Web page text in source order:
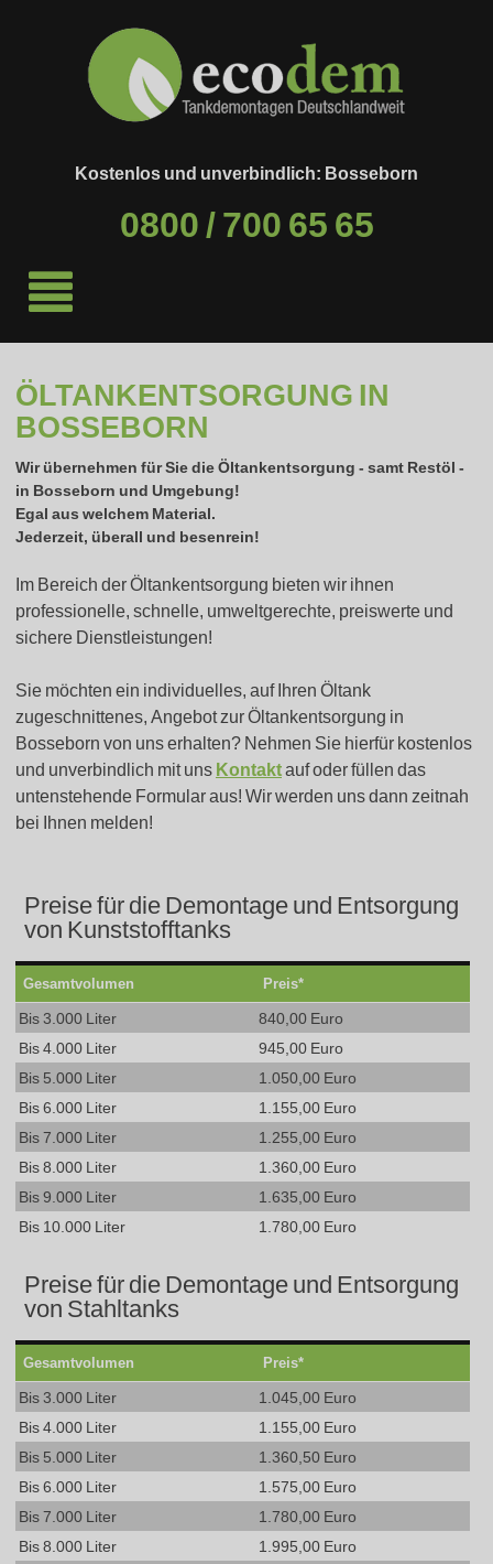
Kostenlos und unverbindlich: Bosseborn
0800 / 700 65 65
ÖLTANKENTSORGUNG IN
BOSSEBORN
Wir übernehmen für Sie die Öltankentsorgung - samt Restöl -
in Bosseborn und Umgebung!
Egal aus welchem Material.
Jederzeit, überall und besenrein!
Im Bereich der Öltankentsorgung bieten wir ihnen
professionelle, schnelle, umweltgerechte, preiswerte und
sichere Dienstleistungen!
Sie möchten ein individuelles, auf Ihren Öltank
zugeschnittenes, Angebot zur Öltankentsorgung in
Bosseborn von uns erhalten? Nehmen Sie hierfür kostenlos
und unverbindlich mit uns Kontaktauf oder füllen das
untenstehende Formular aus! Wir werden uns dann zeitnah
bei Ihnen melden!
Preise für die Demontage und Entsorgung
von Kunststofftanks
Gesamtvolumen Preis*
Bis 3.000 Liter
840,00 Euro
Bis 4.000 Liter
945,00 Euro
Bis 5.000 Liter
1.050,00 Euro
Bis 6.000 Liter
1.155,00 Euro
Bis 7.000 Liter
1.255,00 Euro
Bis 8.000 Liter
1.360,00 Euro
Bis 9.000 Liter
1.635,00 Euro
Bis 10.000 Liter
1.780,00 Euro
Preise für die Demontage und Entsorgung
von Stahltanks
Gesamtvolumen Preis*
Bis 3.000 Liter
1.045,00 Euro
Bis 4.000 Liter
1.155,00 Euro
Bis 5.000 Liter
1.360,50 Euro
Bis 6.000 Liter
1.575,00 Euro
Bis 7.000 Liter
1.780,00 Euro
Bis 8.000 Liter
1.995,00 Euro